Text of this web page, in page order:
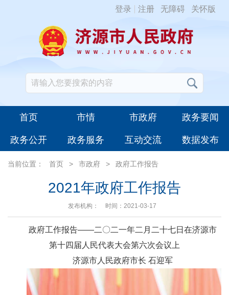
登录 注册 无障碍 关怀版
首页 市情 市政府 政务要闻
政务公开 政务服务 互动交流 数据发布
当前位置： 首页 > 市政府 > 政府工作报告
2021年政府工作报告
发布机构： 时间：2021-03-17
政府工作报告——二〇二一年二月二十七日在济源市
第十四届人民代表大会第六次会议上
济源市人民政府市长 石迎军